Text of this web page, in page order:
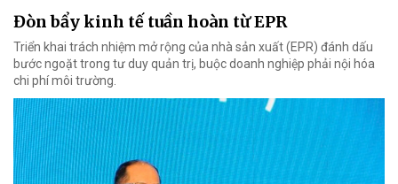
Đòn bẩy kinh tế tuần hoàn từ EPR
Triển khai trách nhiệm mở rộng của nhà sản xuất (EPR) đánh dấu
bước ngoặt trong tư duy quản trị, buộc doanh nghiệp phải nội hóa
chi phí môi trường.